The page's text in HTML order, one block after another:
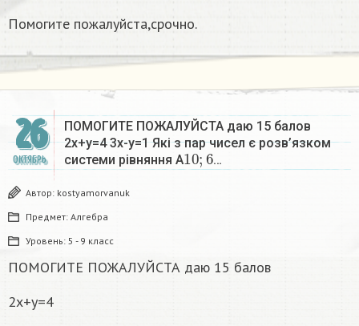
Помогите пожалуйста,срочно.
26
ОКТЯБРЬ
ПОМОГИТЕ ПОЖАЛУЙСТА даю 15 балов
2х+у=4 3х-у=1 Які з пар чисел є розв’язком
системи рівняння А
10;6
…
Автор: kostyamorvanuk
Предмет: Алгебра
Уровень: 5 - 9 класс
ПОМОГИТЕ ПОЖАЛУЙСТА даю 15 балов
2х+у=4